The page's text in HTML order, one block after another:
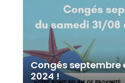
Congés septembre
2024 !